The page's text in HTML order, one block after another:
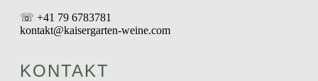
☏ +41 79 6783781
kontakt@kaisergarten-weine.com
KONTAKT